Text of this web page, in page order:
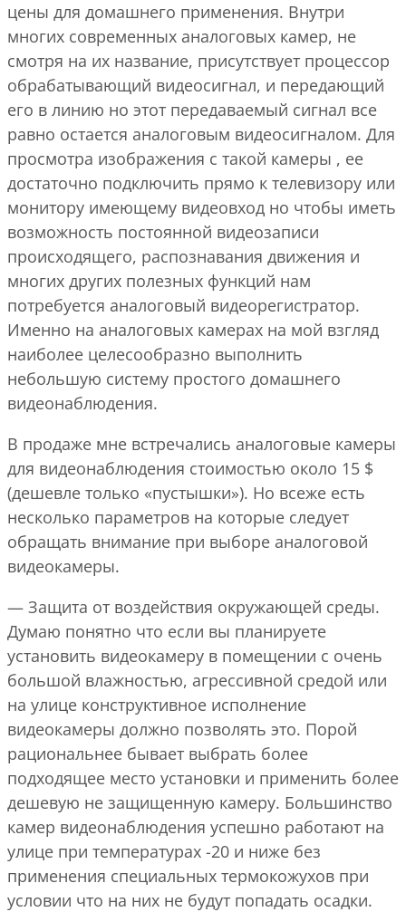
цены для домашнего применения. Внутри
многих современных аналоговых камер, не
смотря на их название, присутствует процессор
обрабатывающий видеосигнал, и передающий
его в линию но этот передаваемый сигнал все
равно остается аналоговым видеосигналом. Для
просмотра изображения с такой камеры , ее
достаточно подключить прямо к телевизору или
монитору имеющему видеовход но чтобы иметь
возможность постоянной видеозаписи
происходящего, распознавания движения и
многих других полезных функций нам
потребуется аналоговый видеорегистратор.
Именно на аналоговых камерах на мой взгляд
наиболее целесообразно выполнить
небольшую систему простого домашнего
видеонаблюдения.
В продаже мне встречались аналоговые камеры
для видеонаблюдения стоимостью около 15 $
(дешевле только «пустышки»). Но всеже есть
несколько параметров на которые следует
обращать внимание при выборе аналоговой
видеокамеры.
— Защита от воздействия окружающей среды.
Думаю понятно что если вы планируете
установить видеокамеру в помещении с очень
большой влажностью, агрессивной средой или
на улице конструктивное исполнение
видеокамеры должно позволять это. Порой
рациональнее бывает выбрать более
подходящее место установки и применить более
дешевую не защищенную камеру. Большинство
камер видеонаблюдения успешно работают на
улице при температурах -20 и ниже без
применения специальных термокожухов при
условии что на них не будут попадать осадки.